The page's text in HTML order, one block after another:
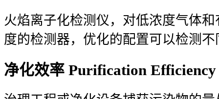
火焰离子化检测仪，对低浓度气体
度的检测器，优化的配置可以检测
净化效率 Purification Efficiency